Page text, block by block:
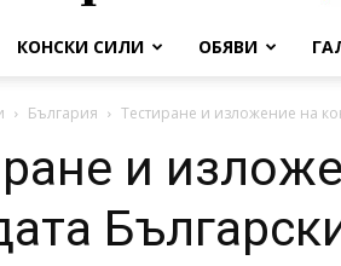
КОНСКИ СИЛИ ОБЯВИ
България Тестиране и изложение на
и